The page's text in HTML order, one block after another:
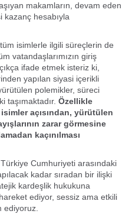
makamların, devam eden
kazanç hesabıyla
isimlerle ilgili süreçlerin de
vatandaşlarımızın giriş
ifade etmek isteriz ki,
yapılan siyasi içerikli
polemikler, süreci
taşımaktadır. Özellikle
açısından, yürütülen
zarar görmesine
kaçınılması
Cumhuriyeti arasındaki
kadar sıradan bir ilişki
kardeşlik hukukuna
ediyor, sessiz ama etkili
ediyoruz.